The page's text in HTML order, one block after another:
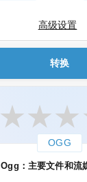
高级设置
转换
OGG
Ogg：主要文件和流